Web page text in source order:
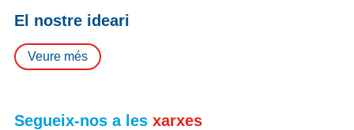
El nostre ideari
Veure més
Segueix-nos a les xarxes